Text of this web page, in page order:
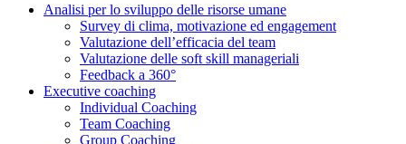
Analisi per lo sviluppo delle risorse umane
Survey di clima, motivazione ed engagement
Valutazione dell’efficacia del team
Valutazione delle soft skill manageriali
Feedback a 360°
Executive coaching
Individual Coaching
Team Coaching
Group Coaching